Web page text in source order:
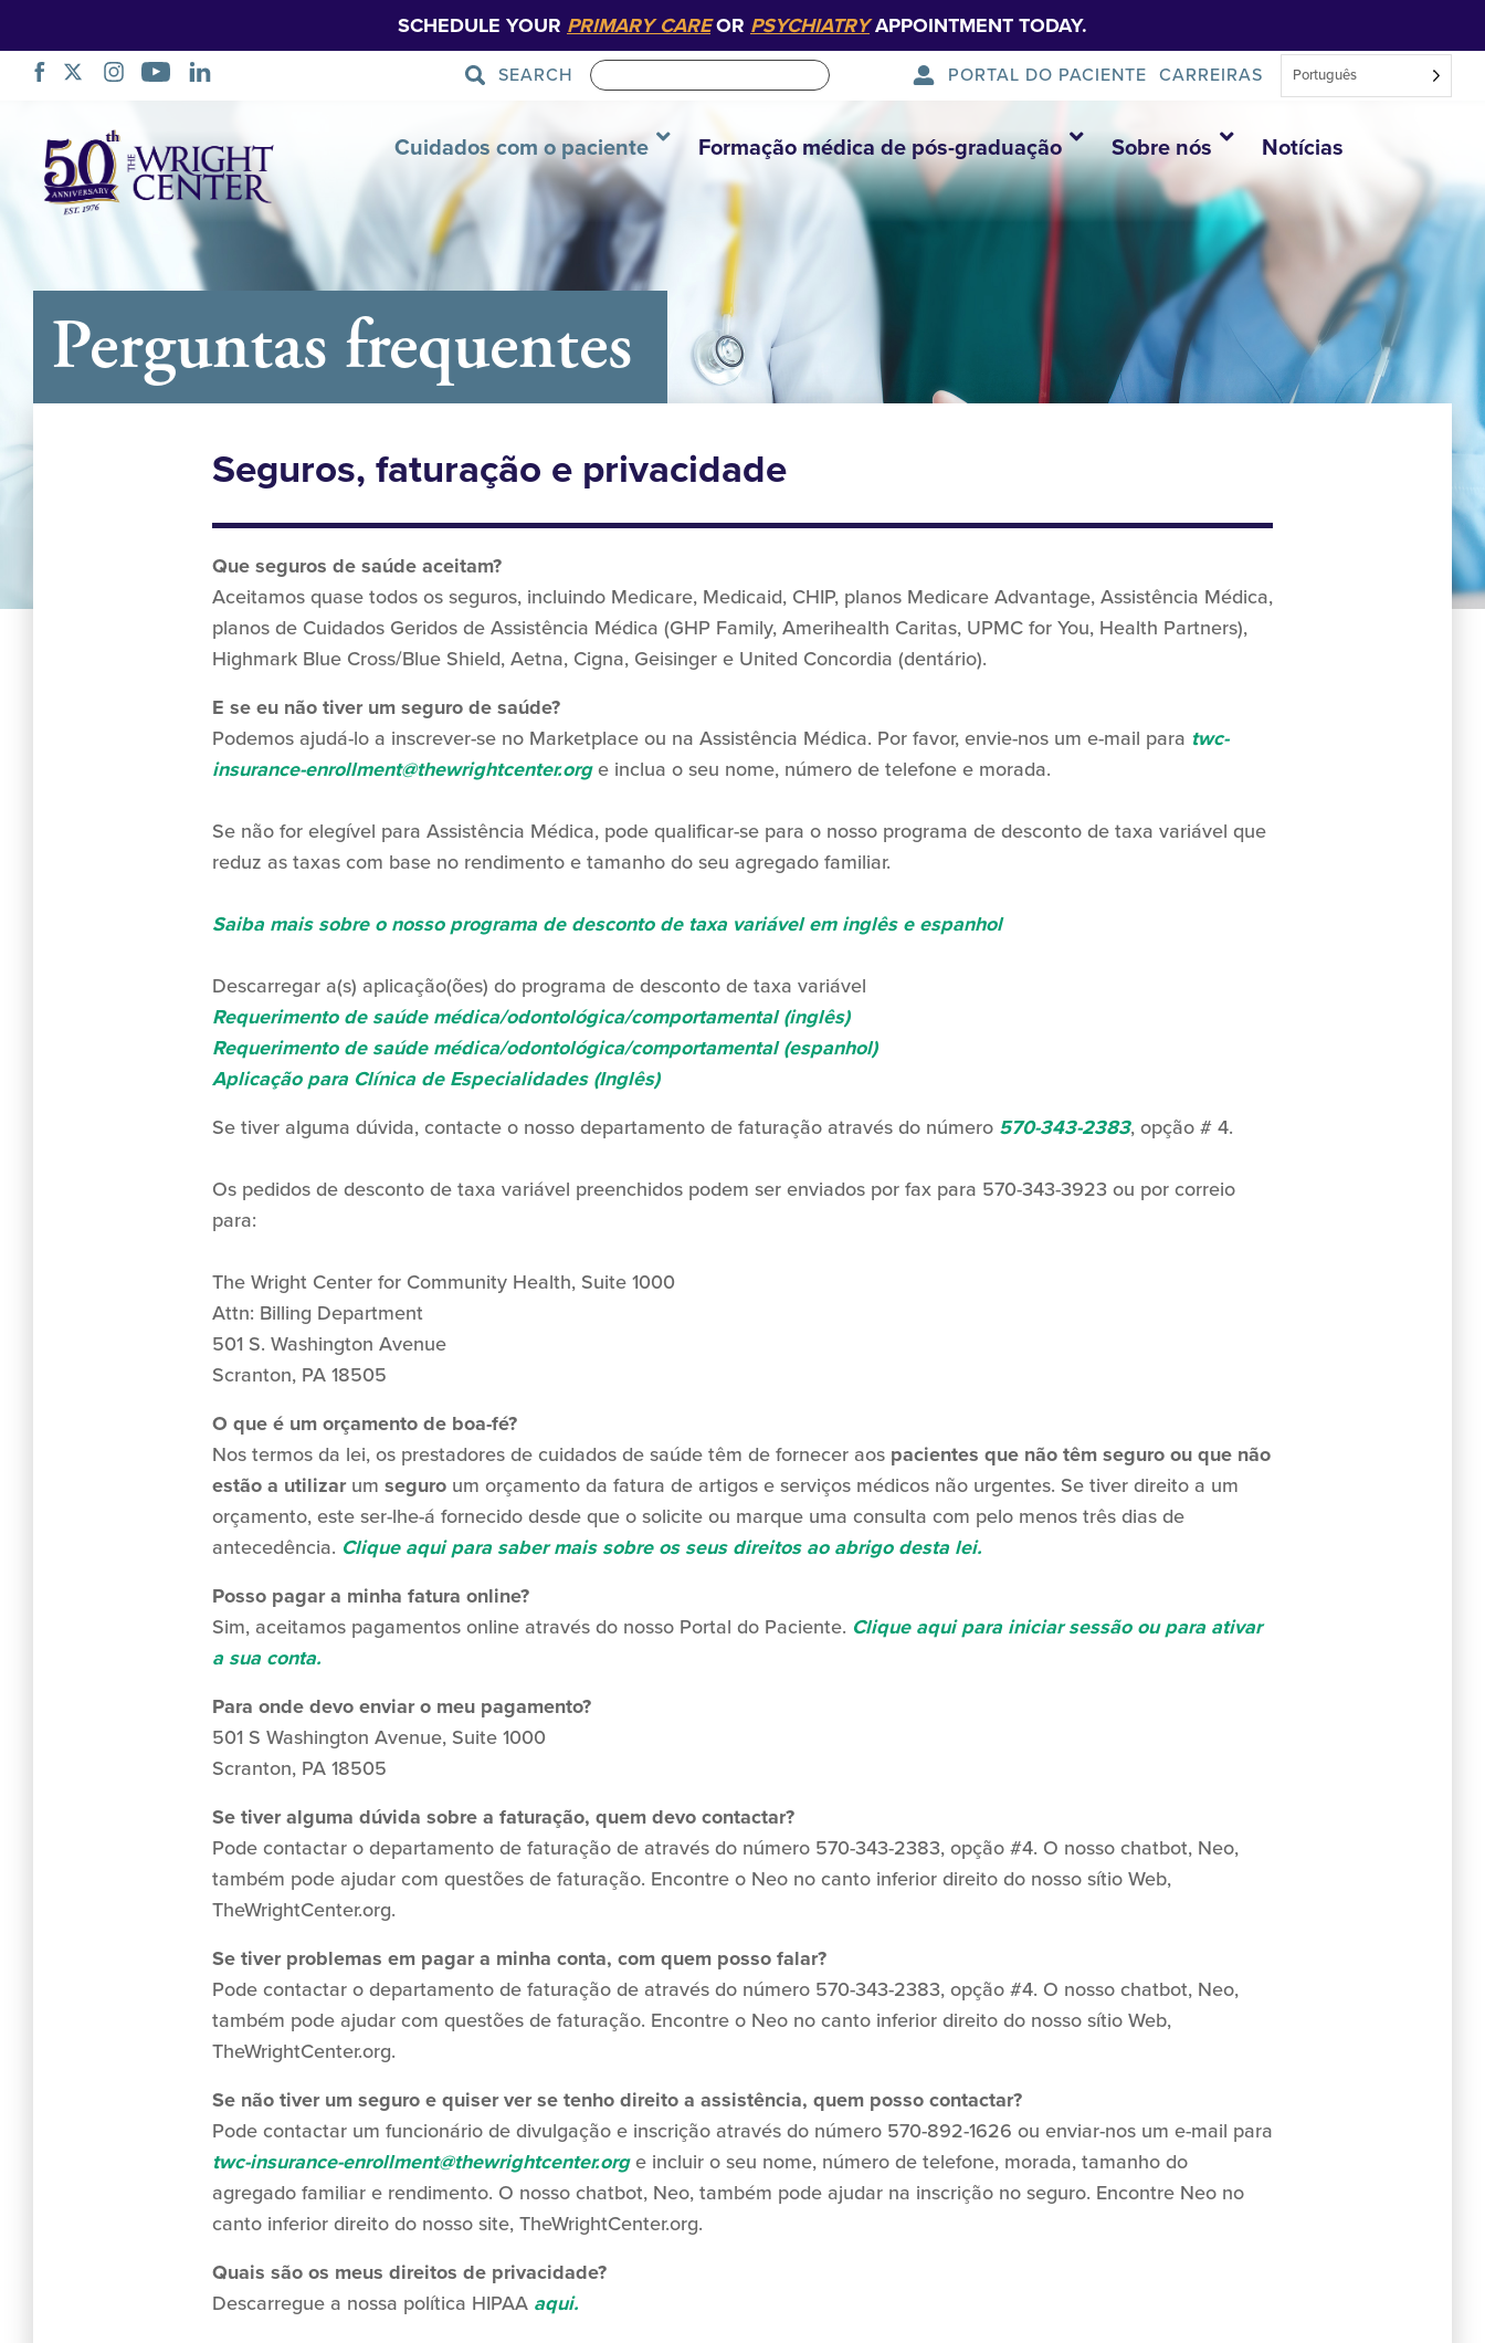
SCHEDULE YOUR PRIMARY CAREOR PSYCHIATRYAPPOINTMENT TODAY.
SEARCH PORTAL DO PACIENTE CARREIRAS Português
navegação
Cuidados com o paciente Formação médica de pós-graduação Sobre nós Notícias
Perguntas frequentes
Seguros, faturação e privacidade
Que seguros de saúde aceitam?
Aceitamos quase todos os seguros, incluindo Medicare, Medicaid, CHIP, planos Medicare Advantage, Assistência Médica,
planos de Cuidados Geridos de Assistência Médica (GHP Family, Amerihealth Caritas, UPMC for You, Health Partners),
Highmark Blue Cross/Blue Shield, Aetna, Cigna, Geisinger e United Concordia (dentário).
E se eu não tiver um seguro de saúde?
Podemos ajudá-lo a inscrever-se no Marketplace ou na Assistência Médica. Por favor, envie-nos um e-mail para twc-
insurance-enrollment@thewrightcenter.orge inclua o seu nome, número de telefone e morada.
Se não for elegível para Assistência Médica, pode qualificar-se para o nosso programa de desconto de taxa variável que
reduz as taxas com base no rendimento e tamanho do seu agregado familiar.
Saiba mais sobre o nosso programa de desconto de taxa variável em inglês e espanhol
Descarregar a(s) aplicação(ões) do programa de desconto de taxa variável
Requerimento de saúde médica/odontológica/comportamental (inglês)
Requerimento de saúde médica/odontológica/comportamental (espanhol)
Aplicação para Clínica de Especialidades (Inglês)
Se tiver alguma dúvida, contacte o nosso departamento de faturação através do número 570-343-2383, opção # 4.
Os pedidos de desconto de taxa variável preenchidos podem ser enviados por fax para 570-343-3923 ou por correio
para:
The Wright Center for Community Health, Suite 1000
Attn: Billing Department
501 S. Washington Avenue
Scranton, PA 18505
O que é um orçamento de boa-fé?
Nos termos da lei, os prestadores de cuidados de saúde têm de fornecer aos pacientes que não têm seguro ou que não
estão a utilizar um seguro um orçamento da fatura de artigos e serviços médicos não urgentes. Se tiver direito a um
orçamento, este ser-lhe-á fornecido desde que o solicite ou marque uma consulta com pelo menos três dias de
antecedência. Clique aqui para saber mais sobre os seus direitos ao abrigo desta lei.
Posso pagar a minha fatura online?
Sim, aceitamos pagamentos online através do nosso Portal do Paciente. Clique aqui para iniciar sessão ou para ativar
a sua conta.
Para onde devo enviar o meu pagamento?
501 S Washington Avenue, Suite 1000
Scranton, PA 18505
Se tiver alguma dúvida sobre a faturação, quem devo contactar?
Pode contactar o departamento de faturação de através do número 570-343-2383, opção #4. O nosso chatbot, Neo,
também pode ajudar com questões de faturação. Encontre o Neo no canto inferior direito do nosso sítio Web,
TheWrightCenter.org.
Se tiver problemas em pagar a minha conta, com quem posso falar?
Pode contactar o departamento de faturação de através do número 570-343-2383, opção #4. O nosso chatbot, Neo,
também pode ajudar com questões de faturação. Encontre o Neo no canto inferior direito do nosso sítio Web,
TheWrightCenter.org.
Se não tiver um seguro e quiser ver se tenho direito a assistência, quem posso contactar?
Pode contactar um funcionário de divulgação e inscrição através do número 570-892-1626 ou enviar-nos um e-mail para
twc-insurance-enrollment@thewrightcenter.orge incluir o seu nome, número de telefone, morada, tamanho do
agregado familiar e rendimento. O nosso chatbot, Neo, também pode ajudar na inscrição no seguro. Encontre Neo no
canto inferior direito do nosso site, TheWrightCenter.org.
Quais são os meus direitos de privacidade?
Descarregue a nossa política HIPAA aqui.